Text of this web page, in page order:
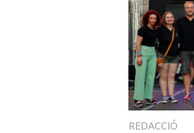
REDACCIÓ